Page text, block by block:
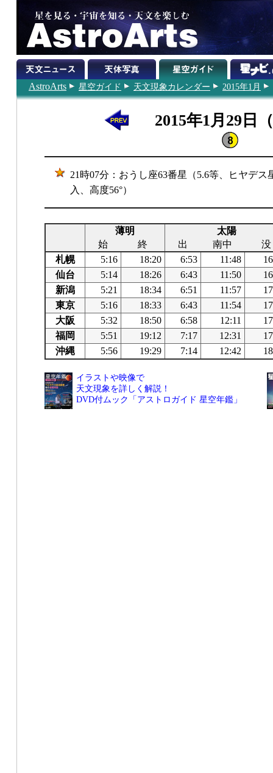
AstroArts 星空ガイド 天文現象カレンダー 2015年1月
2015年1月29日
21時07分：おうし座63番星（5.6等、ヒヤデ
入、高度56°）
薄明
太陽
始
終 出 南中
没
札幌
5:16 18:20 6:53 11:48
仙台
5:14 18:26 6:43 11:50
新潟
5:21 18:34 6:51 11:57
東京
5:16 18:33 6:43 11:54
大阪
5:32 18:50 6:58 12:11
福岡
5:51 19:12 7:17 12:31
沖縄
5:56 19:29 7:14 12:42
イラストや映像で
天文現象を詳しく解説！
DVD付ムック「アストロガイド 星空年鑑」